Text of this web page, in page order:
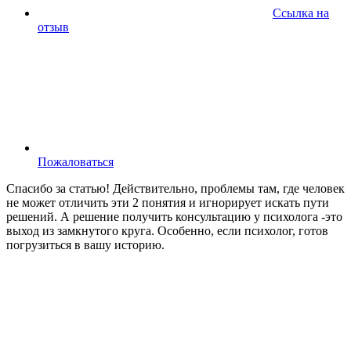
Ссылка на
отзыв
Пожаловаться
Спасибо за статью! Действительно, проблемы там, где человек
не может отличить эти 2 понятия и игнорирует искать пути
решений. А решение получить консультацию у психолога -это
выход из замкнутого круга. Особенно, если психолог, готов
погрузиться в вашу историю.